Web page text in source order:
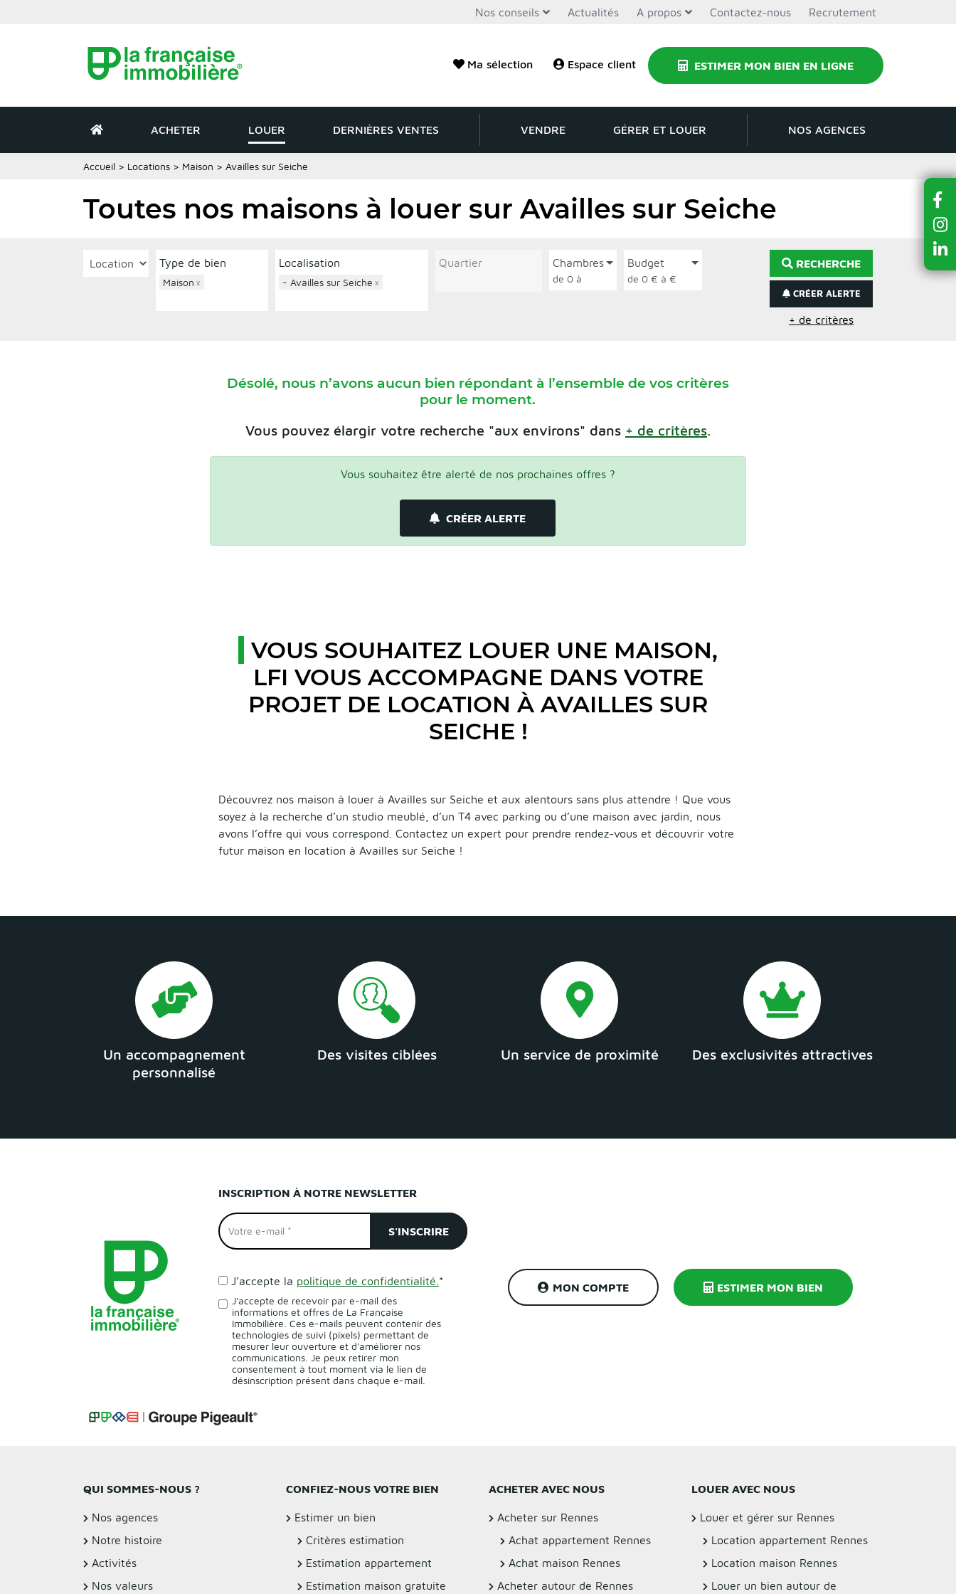
Nos conseils Actualités A propos Contactez-nous Recrutement
Ma sélection Espace client ESTIMER MON BIEN EN LIGNE
ACHETER LOUER DERNIÈRES VENTES VENDRE GÉRER ET LOUER NOS AGENCES
Accueil > Locations > Maison > Availles sur Seiche
Toutes nos maisons à louer sur Availles sur Seiche
Type de bien
×
Maison
Localisation
×
- Availles sur Seiche
Quartier Chambres
de 0 à
Budget
de 0 € à €
RECHERCHE
CRÉER ALERTE
+ de critères
Désolé, nous n’avons aucun bien répondant à l’ensemble de vos critères
pour le moment.
Vous pouvez élargir votre recherche "aux environs" dans + de critères.
Vous souhaitez être alerté de nos prochaines offres ?
CRÉER ALERTE
VOUS SOUHAITEZ LOUER UNE MAISON,
LFI VOUS ACCOMPAGNE DANS VOTRE
PROJET DE LOCATION À AVAILLES SUR
SEICHE !
Découvrez nos maison à louer à Availles sur Seiche et aux alentours sans plus attendre ! Que vous
soyez à la recherche d’un studio meublé, d’un T4 avec parking ou d’une maison avec jardin, nous
avons l’offre qui vous correspond. Contactez un expert pour prendre rendez-vous et découvrir votre
futur maison en location à Availles sur Seiche !
Un accompagnement
personnalisé
Des visites ciblées Un service de proximité Des exclusivités attractives
MON COMPTE ESTIMER MON BIEN
INSCRIPTION À NOTRE NEWSLETTER
J’accepte la politique de confidentialité. *
J'accepte de recevoir par e-mail des
informations et offres de La Française
Immobilière. Ces e-mails peuvent contenir des
technologies de suivi (pixels) permettant de
mesurer leur ouverture et d'améliorer nos
communications. Je peux retirer mon
consentement à tout moment via le lien de
désinscription présent dans chaque e-mail.
QUI SOMMES-NOUS ?
Nos agences
Notre histoire
Activités
Nos valeurs
CONFIEZ-NOUS VOTRE BIEN
Estimer un bien
Critères estimation
Estimation appartement
Estimation maison gratuite
ACHETER AVEC NOUS
Acheter sur Rennes
Achat appartement Rennes
Achat maison Rennes
Acheter autour de Rennes
LOUER AVEC NOUS
Louer et gérer sur Rennes
Location appartement Rennes
Location maison Rennes
Louer un bien autour de